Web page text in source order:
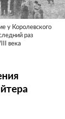
у Королевского
раз
века